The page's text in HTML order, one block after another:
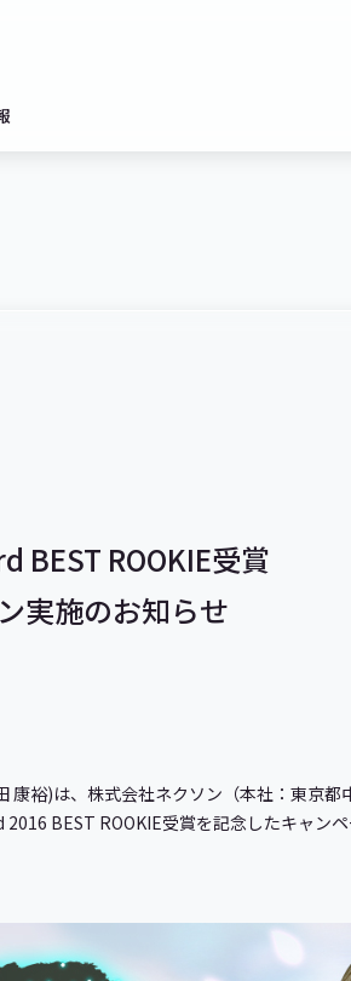
BEST ROOKIE受賞
実施のお知らせ
裕)は、株式会社ネクソン（本社：東京都
BEST ROOKIE受賞を記念したキャンペ